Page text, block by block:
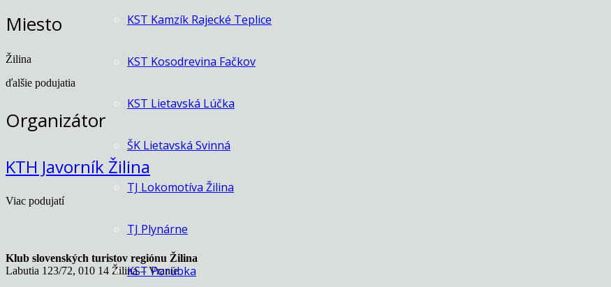
KST Kamzík Rajecké Teplice
KST Kosodrevina Fačkov
KST Lietavská Lúčka
ŠK Lietavská Svinná
TJ Lokomotíva Žilina
TJ Plynárne
KST Porúbka
Miesto
Žilina
ďalšie podujatia
Organizátor
KTH Javorník Žilina
Viac podujatí
Klub slovenských turistov regiónu Žilina
Labutia 123/72, 010 14 Žilina – Vranie